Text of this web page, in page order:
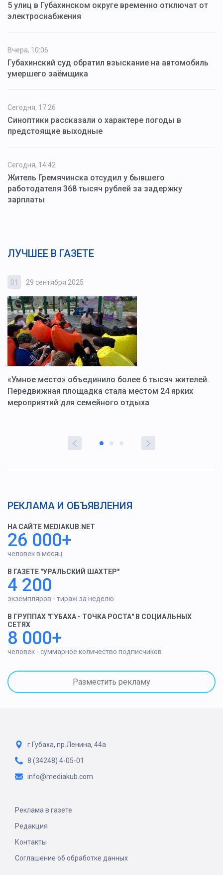
5 улиц в Губахинском округе временно отключат от
электроснабжения
Вчера, 10:06
Губахинский суд обратил взыскание на автомобиль
умершего заёмщика
Сегодня, 17:26
Синоптики рассказали о характере погоды в
предстоящие выходные
Сегодня, 14:42
Житель Гремячинска отсудил у бывшего
работодателя 368 тысяч рублей за задержку
зарплаты
ЛУЧШЕЕ В ГАЗЕТЕ
01 29 сентября 2025
«Умное место» объединило более 6 тысяч жителей.
Передвижная площадка стала местом 24 ярких
мероприятий для семейного отдыха
РЕКЛАМА И ОБЪЯВЛЕНИЯ
НА САЙТЕ MEDIAKUB.NET
26 000+
человек в месяц
В ГАЗЕТЕ "УРАЛЬСКИЙ ШАХТЕР"
4 200
экземпляров - тираж за неделю
В ГРУППАХ "ГУБАХА - ТОЧКА РОСТА" В СОЦИАЛЬНЫХ
СЕТЯХ
8 000+
человек - суммарное количество подписчиков
Разместить рекламу
г.Губаха, пр.Ленина, 44а
8 (34248) 4-05-01
info@mediakub.com
Реклама в газете
Редакция
Контакты
Соглашение об обработке данных